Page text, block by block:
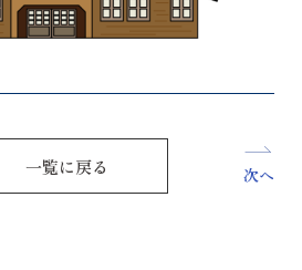
一覧に戻る 次へ